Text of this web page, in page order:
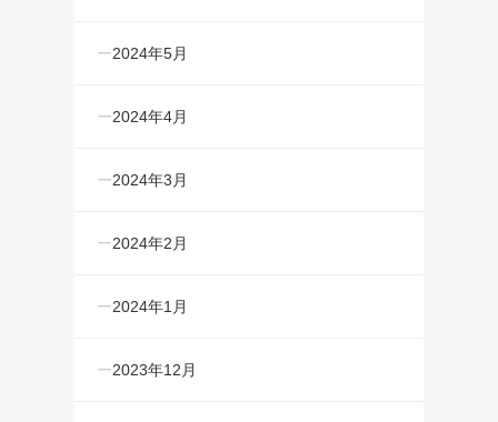
2024年5月
2024年4月
2024年3月
2024年2月
2024年1月
2023年12月